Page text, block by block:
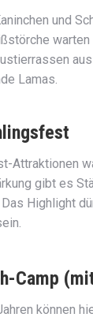
und
Lamas.
Attraktionen
gibt es
Highlight
Camp
können